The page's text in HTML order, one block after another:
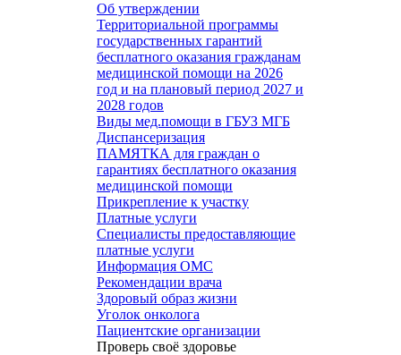
Об утверждении
Территориальной программы
государственных гарантий
бесплатного оказания гражданам
медицинской помощи на 2026
год и на плановый период 2027 и
2028 годов
Виды мед.помощи в ГБУЗ МГБ
Диспансеризация
ПАМЯТКА для граждан о
гарантиях бесплатного оказания
медицинской помощи
Прикрепление к участку
Платные услуги
Специалисты предоставляющие
платные услуги
Информация ОМС
Рекомендации врача
Здоровый образ жизни
Уголок онколога
Пациентские организации
Проверь своё здоровье